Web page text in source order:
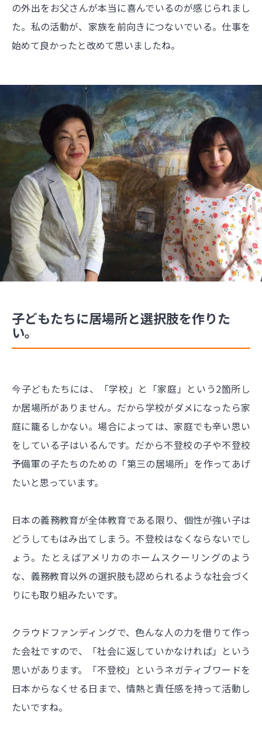
の外出をお父さんが本当に喜んでいるのが感じられまし
た。私の活動が、家族を前向きにつないでいる。仕事を
始めて良かったと改めて思いましたね。
子どもたちに居場所と選択肢を作りた
い。
今子どもたちには、「学校」と「家庭」という2箇所し
か居場所がありません。だから学校がダメになったら家
庭に籠るしかない。場合によっては、家庭でも辛い思い
をしている子はいるんです。だから不登校の子や不登校
予備軍の子たちのための「第三の居場所」を作ってあげ
たいと思っています。
日本の義務教育が全体教育である限り、個性が強い子は
どうしてもはみ出てしまう。不登校はなくならないでし
ょう。たとえばアメリカのホームスクーリングのよう
な、義務教育以外の選択肢も認められるような社会づく
りにも取り組みたいです。
クラウドファンディングで、色んな人の力を借りて作っ
た会社ですので、「社会に返していかなければ」という
思いがあります。「不登校」というネガティブワードを
日本からなくせる日まで、情熱と責任感を持って活動し
たいですね。